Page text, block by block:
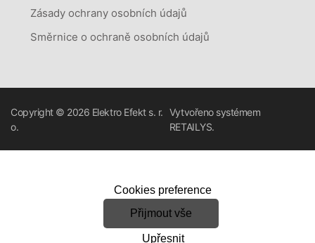
Zásady ochrany osobních údajů
Směrnice o ochraně osobních údajů
Copyright © 2026 Elektro Efekt s. r.
o.
Vytvořeno systémem
RETAILYS.
Cookies preference
Přijmout vše
Upřesnit